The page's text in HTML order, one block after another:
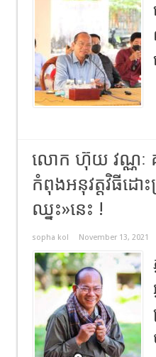
លោក ហ៊ុយ វណ្ណៈ គ
កំពុងអនុវត្តវិធីដោ
ឈ្នះ»នេះ !
sopha kol November 13, 2021